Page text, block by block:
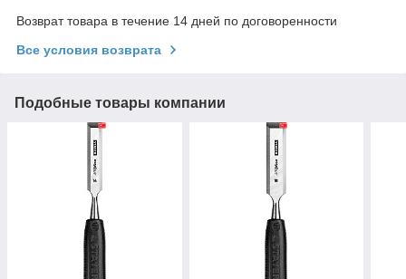
Возврат товара в течение 14 дней по договоренности
Все условия возврата
Подобные товары компании